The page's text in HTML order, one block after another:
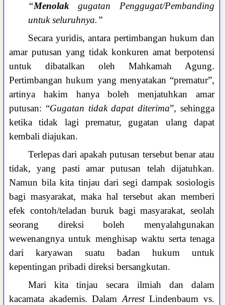
“Menolakgugatan Penggugat/Pembanding
untuk seluruhnya.”
Secara yuridis, antara pertimbangan hukum dan
amar putusan yang tidak konkuren amat berpotensi
untuk dibatalkan oleh Mahkamah Agung.
Pertimbangan hukum yang menyatakan “prematur”,
artinya hakim hanya boleh menjatuhkan amar
putusan: “Gugatan tidak dapat diterima”, sehingga
ketika tidak lagi prematur, gugatan ulang dapat
kembali diajukan.
Terlepas dari apakah putusan tersebut benar atau
tidak, yang pasti amar putusan telah dijatuhkan.
Namun bila kita tinjau dari segi dampak sosiologis
bagi masyarakat, maka hal tersebut akan memberi
efek contoh/teladan buruk bagi masyarakat, seolah
seorang direksi boleh menyalahgunakan
wewenangnya untuk menghisap waktu serta tenaga
dari karyawan suatu badan hukum untuk
kepentingan pribadi direksi bersangkutan.
Mari kita tinjau secara ilmiah dan dalam
kacamata akademis. Dalam ArrestLindenbaum vs.